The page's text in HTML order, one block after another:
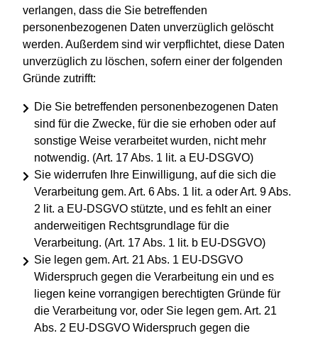
verlangen, dass die Sie betreffenden
personenbezogenen Daten unverzüglich gelöscht
werden. Außerdem sind wir verpflichtet, diese Daten
unverzüglich zu löschen, sofern einer der folgenden
Gründe zutrifft:
Die Sie betreffenden personenbezogenen Daten
sind für die Zwecke, für die sie erhoben oder auf
sonstige Weise verarbeitet wurden, nicht mehr
notwendig. (Art. 17 Abs. 1 lit. a EU-DSGVO)
Sie widerrufen Ihre Einwilligung, auf die sich die
Verarbeitung gem. Art. 6 Abs. 1 lit. a oder Art. 9 Abs.
2 lit. a EU-DSGVO stützte, und es fehlt an einer
anderweitigen Rechtsgrundlage für die
Verarbeitung. (Art. 17 Abs. 1 lit. b EU-DSGVO)
Sie legen gem. Art. 21 Abs. 1 EU-DSGVO
Widerspruch gegen die Verarbeitung ein und es
liegen keine vorrangigen berechtigten Gründe für
die Verarbeitung vor, oder Sie legen gem. Art. 21
Abs. 2 EU-DSGVO Widerspruch gegen die